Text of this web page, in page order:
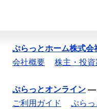
ぷらっとホーム株式会
会社概要
株主・投資
ぷらっとオンライン —
ご利用ガイド
ぷら